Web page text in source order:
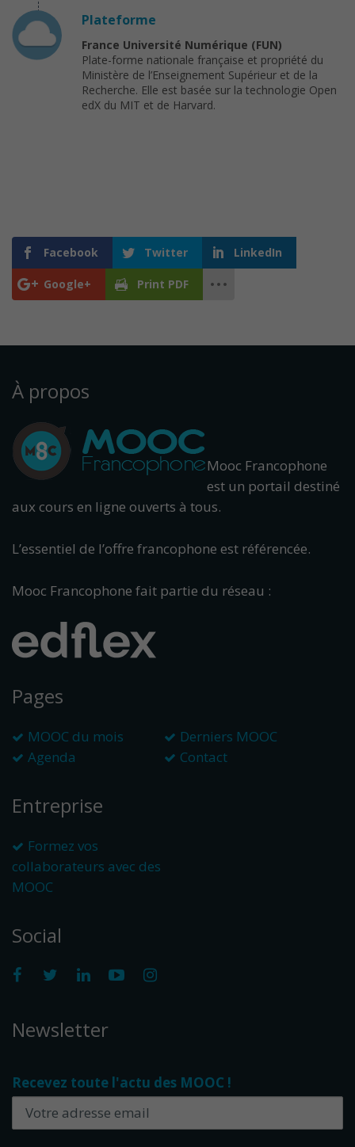
Plateforme
France Université Numérique (FUN)
Plate-forme nationale française et propriété du
Ministère de l’Enseignement Supérieur et de la
Recherche. Elle est basée sur la technologie Open
edX du MIT et de Harvard.
Facebook Twitter LinkedIn
Google+ Print PDF
À propos
Mooc Francophone
est un portail destiné
aux cours en ligne ouverts à tous.
L’essentiel de l’offre francophone est référencée.
Mooc Francophone fait partie du réseau :
Pages
MOOC du mois
Derniers MOOC
Agenda
Contact
Entreprise
Formez vos
collaborateurs avec des
MOOC
Social
Newsletter
Recevez toute l'actu des MOOC !